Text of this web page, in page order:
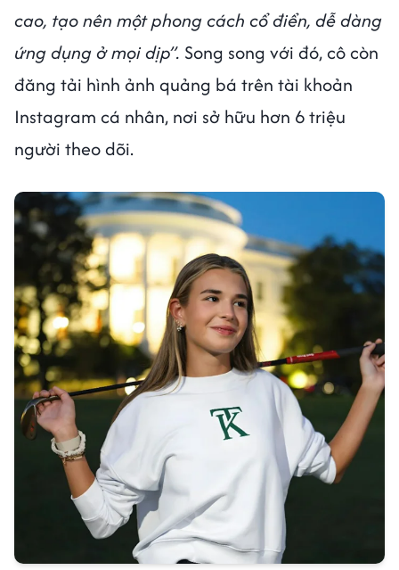
cao, tạo nên một phong cách cổ điển, dễ dàng
ứng dụng ở mọi dịp”. Song song với đó, cô còn
đăng tải hình ảnh quảng bá trên tài khoản
Instagram cá nhân, nơi sở hữu hơn 6 triệu
người theo dõi.